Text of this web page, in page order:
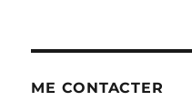
ME CONTACTER